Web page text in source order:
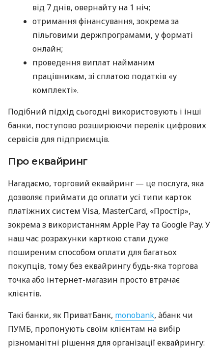
від 7 днів, овернайту на 1 ніч;
отримання фінансування, зокрема за
пільговими держпрограмами, у форматі
онлайн;
проведення виплат найманим
працівникам, зі сплатою податків «у
комплекті».
Подібний підхід сьогодні використовують і інші
банки, поступово розширюючи перелік цифрових
сервісів для підприємців.
Про еквайринг
Нагадаємо, торговий еквайринг — це послуга, яка
дозволяє приймати до оплати усі типи карток
платіжних систем Visa, MasterCard, «Простір»,
зокрема з використанням Apple Pay та Google Pay. У
наш час розрахунки карткою стали дуже
поширеним способом оплати для багатьох
покупців, тому без еквайрингу будь-яка торгова
точка або інтернет-магазин просто втрачає
клієнтів.
Такі банки, як ПриватБанк, monobank, àбанк чи
ПУМБ, пропонують своїм клієнтам на вибір
різноманітні рішення для організації еквайрингу: